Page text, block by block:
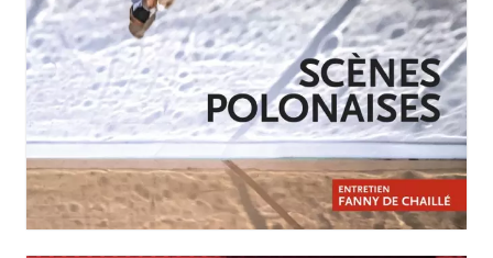
JANVIER-MARS 2026
N°258
Scènes polonaises